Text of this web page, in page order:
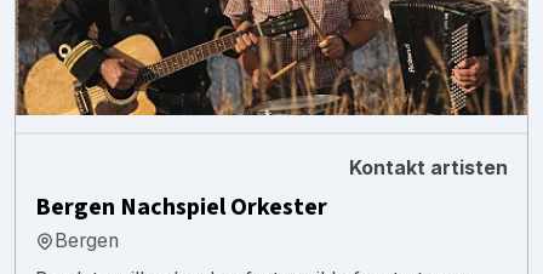
Kontakt artisten
Bergen Nachspiel Orkester
Bergen